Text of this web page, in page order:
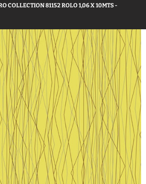
COLLECTION 81152 ROLO 1,06 X 10MTS -